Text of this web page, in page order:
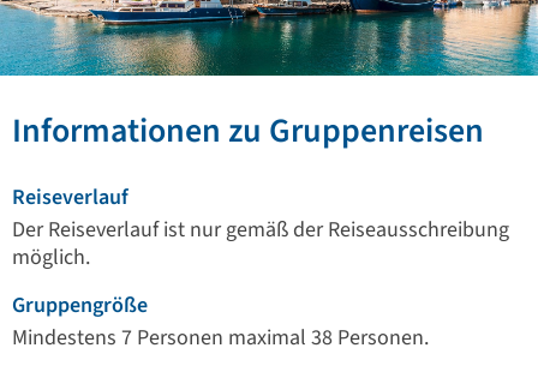
Informationen zu Gruppenreisen
Reiseverlauf
Der Reiseverlauf ist nur gemäß der Reiseausschreibung
möglich.
Gruppengröße
Mindestens 7 Personen maximal 38 Personen.